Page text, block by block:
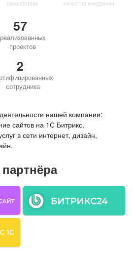
разработчик
качества внедрения
57
реализованных
проектов
2
сотрудника
нашей компании:
сайтов на 1С Битрикс,
в сети интернет, дизайн,